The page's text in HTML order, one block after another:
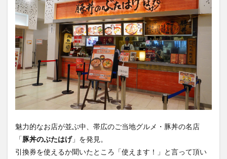
魅力的なお店が並ぶ中、帯広のご当地グルメ・豚丼の名店
「豚丼のぶたはげ」を発見。
引換券を使えるか聞いたところ「使えます！」と言って頂い